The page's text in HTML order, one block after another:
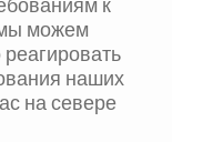
к
можем
наших
на севере